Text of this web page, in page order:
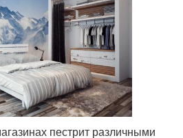
пестрит различными